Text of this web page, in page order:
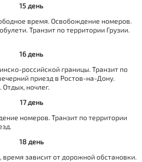
15 день
время. Освобождение номеров.
Транзит по территории Грузии.
16 день
российской границы. Транзит по
приезд в Ростов-на-Дону.
ночлег.
17 день
номеров. Транзит по территории
18 день
зависит от дорожной обстановки.